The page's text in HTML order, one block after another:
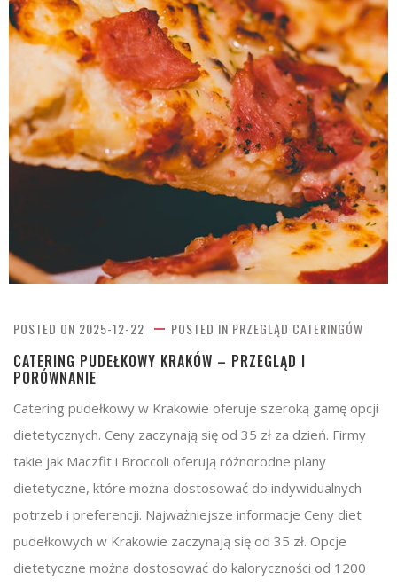
POSTED ON 2025-12-22 POSTED IN PRZEGLĄD CATERINGÓW
CATERING PUDEŁKOWY KRAKÓW – PRZEGLĄD I
PORÓWNANIE
Catering pudełkowy w Krakowie oferuje szeroką gamę opcji
dietetycznych. Ceny zaczynają się od 35 zł za dzień. Firmy
takie jak Maczfit i Broccoli oferują różnorodne plany
dietetyczne, które można dostosować do indywidualnych
potrzeb i preferencji. Najważniejsze informacje Ceny diet
pudełkowych w Krakowie zaczynają się od 35 zł. Opcje
dietetyczne można dostosować do kaloryczności od 1200